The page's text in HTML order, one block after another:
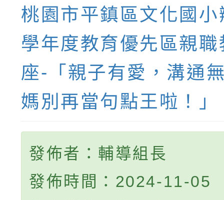
桃園市平鎮區文化國
學年度教育優先區親
座-「親子有愛，溝通
媽別再當句點王啦！」
發佈者：輔導組長
發佈時間：2024-11-05